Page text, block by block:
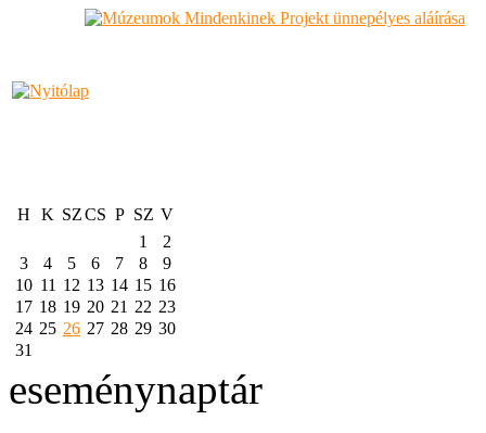
H K SZCS P SZ V
1
2
3
4 5 6 7 8
9
10 11 12 13 14 15 16
17 18 19 20 21 22 23
24 25 26 27 28 29 30
31
eseménynaptár